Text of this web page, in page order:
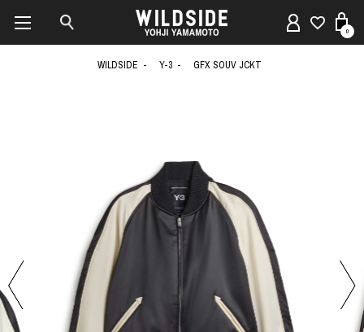
0
WILDSIDE Y-3 GFX SOUV JCKT